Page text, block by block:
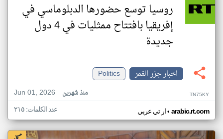
روسيا توسع حضورها الدبلوماسي في
إفريقيا بافتتاح ممثليات في 4 دول
جديدة
اخبار جزر القمر
Politics
Jun 01, 2026
منذ شهرين TN75KY
ار تي عربي• arabic.rt.com عدد الكلمات: ٢١٥